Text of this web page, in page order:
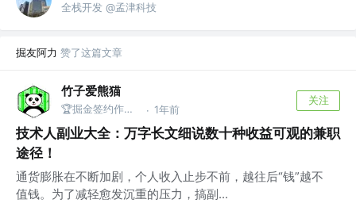
全栈开发 @孟津科技
掘友阿力 赞了这篇文章
竹子爱熊猫
🏆掘金签约作者 @同名公众号：竹子爱熊猫 · 1年前
关注
技术人副业大全：万字长文细说数十种收益可观的兼职
途径！
通货膨胀在不断加剧，个人收入止步不前，越往后“钱”越不
值钱。为了减轻愈发沉重的压力，搞副...